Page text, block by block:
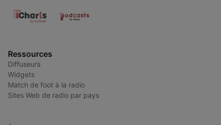
Ressources
Diffuseurs
Widgets
Match de foot à la radio
Sites Web de radio par pays